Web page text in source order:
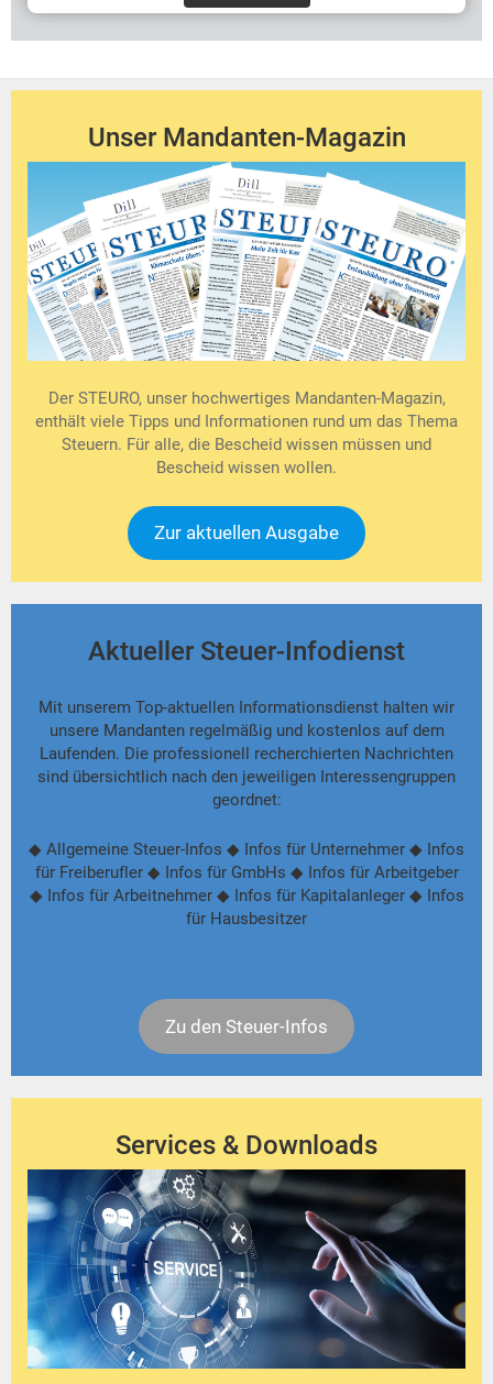
Unser Mandanten-Magazin
Der STEURO, unser hochwertiges Mandanten-Magazin,
enthält viele Tipps und Informationen rund um das Thema
Steuern. Für alle, die Bescheid wissen müssen und
Bescheid wissen wollen.
Zur aktuellen Ausgabe
Aktueller Steuer-Infodienst
Mit unserem Top-aktuellen Informationsdienst halten wir
unsere Mandanten regelmäßig und kostenlos auf dem
Laufenden. Die professionell recherchierten Nachrichten
sind übersichtlich nach den jeweiligen Interessengruppen
geordnet:
◆ Allgemeine Steuer-Infos ◆ Infos für Unternehmer ◆ Infos
für Freiberufler ◆ Infos für GmbHs ◆ Infos für Arbeitgeber
◆ Infos für Arbeitnehmer ◆ Infos für Kapitalanleger ◆ Infos
für Hausbesitzer
Zu den Steuer-Infos
Services & Downloads